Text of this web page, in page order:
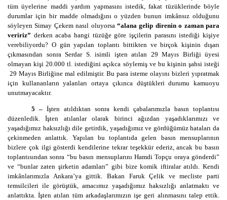
tüm üyelerine maddi yardım yapmasını istedik, fakat tüzüklerinde böyle
durumlar için bir madde olmadığını o yüzden bunun imkânsız olduğunu
söyleyen Simay Çekem nasıl oluyorsa “alana gelip direnin o zaman para
veririz” derken acaba hangi tüzüğe göre işçilerin parasını istediği kişiye
verebiliyordu? O gün yapılan toplantı bittikten ve birçok kişinin dışarı
çıkmasından sonra Serdar S. isimli işten atılan 29 Mayıs Birliği üyesi
olmayan kişi 20.000 tl. istediğini açıkca söylemiş ve bu kişinin şahsi isteği
29 Mayıs Birliğine mal edilmiştir. Bu para isteme olayını bizleri yıpratmak
için kullananların yalanları ortaya çıkınca düştükleri durumu kamuoyu
unutmayacaktır.
5 – İşten atıldıktan sonra kendi çabalarımızla basın toplantısı
düzenledik. İşten atılanlar olarak birinci ağızdan yaşadıklarımızı ve
yaşadığımız haksızlığı dile getirdik, yaşadığımız ve gördüğümüz hataları da
çekinmeden anlattık. Yapılan bu toplantıda gelen basın mensuplarının
bizlere çok ilgi gösterdi kendilerine tekrar teşekkür ederiz, ancak bu basın
toplantısından sonra “bu basın mensuplarını Hamdi Topçu oraya gönderdi”
ve “bunlar zaten şirketin adamları” gibi bize komik iftiralar atıldı. Kendi
imkânlarımızla Ankara’ya gittik. Bakan Faruk Çelik ve mecliste parti
temsilcileri ile görüştük, amacımız yaşadığımız haksızlığı anlatmaktı ve
anlattıkta. İşten atılan tüm arkadaşlarımızın işe geri alınmasını talep ettik.